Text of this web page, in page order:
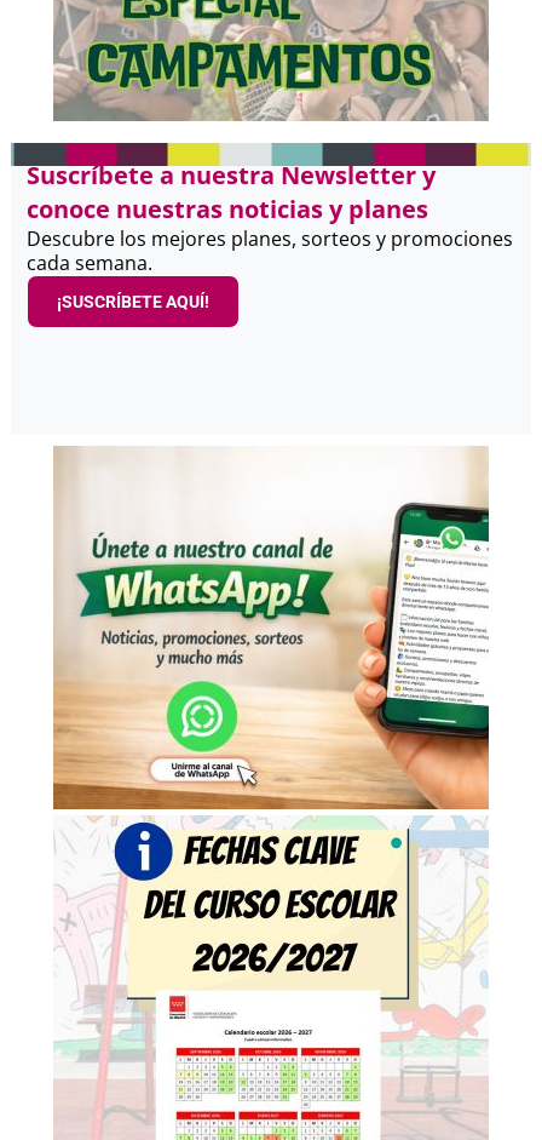
Suscríbete a nuestra Newsletter y
conoce nuestras noticias y planes
Descubre los mejores planes, sorteos y promociones
cada semana.
¡SUSCRÍBETE AQUÍ!